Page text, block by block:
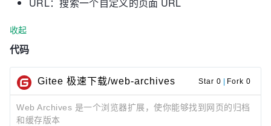
收起
代码
Gitee 极速下载/web-archives Star 0 | Fork 0
Web Archives 是一个浏览器扩展，使你能够找到网页的归档
和缓存版本